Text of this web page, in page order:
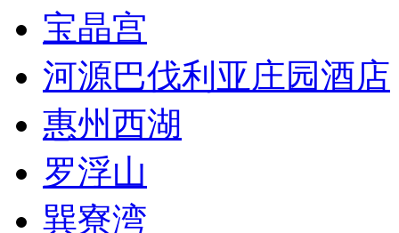
宝晶宫
河源巴伐利亚庄园酒店
惠州西湖
罗浮山
巽寮湾